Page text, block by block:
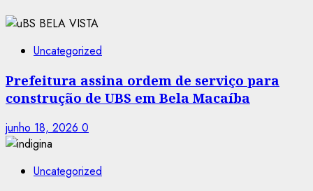
Uncategorized
Prefeitura assina ordem de serviço para
construção de UBS em Bela Macaíba
junho 18, 2026 0
Uncategorized